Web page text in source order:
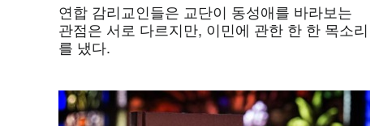
연합 감리교인들은 교단이 동성애를 바라보는
관점은 서로 다르지만, 이민에 관한 한 한 목소리
를 냈다.